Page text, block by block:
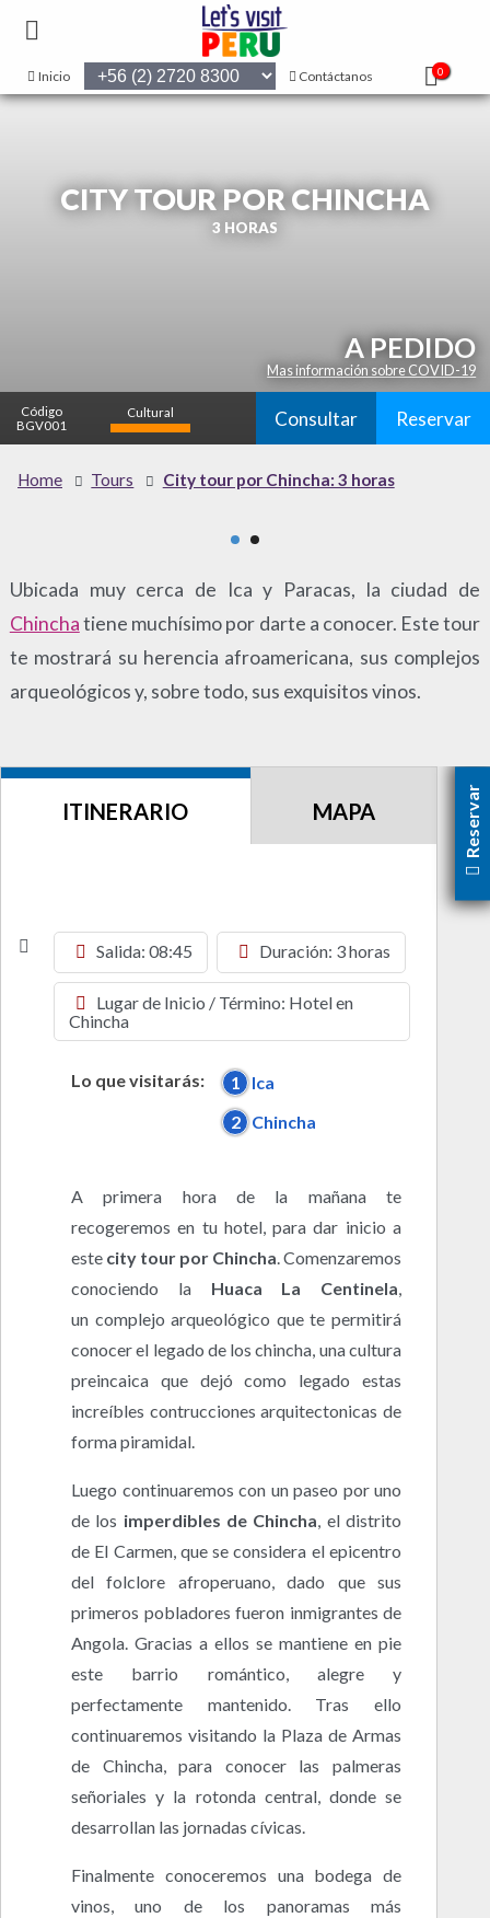
Inicio Contáctanos 0
CITY TOUR POR CHINCHA
3 HORAS
A PEDIDO
Mas información sobre COVID-19
Código
BGV001
Cultural
alto
Consultar Reservar
Home Tours City tour por Chincha: 3 horas
Ubicada muy cerca de Ica y Paracas, la ciudad de
Chinchatiene muchísimo por darte a conocer. Este tour
te mostrará su herencia afroamericana, sus complejos
arqueológicos y, sobre todo, sus exquisitos vinos.
ITINERARIO MAPA
Salida: 08:45 Duración: 3 horas
Lugar de Inicio / Término: Hotel en
Chincha
Lo que visitarás: 1
Ica
2
Chincha
A primera hora de la mañana te
recogeremos en tu hotel, para dar inicio a
este city tour por Chincha. Comenzaremos
conociendo la Huaca La Centinela,
un complejo arqueológico que te permitirá
conocer el legado de los chincha, una cultura
preincaica que dejó como legado estas
increíbles contrucciones arquitectonicas de
forma piramidal.
Luego continuaremos con un paseo por uno
de los imperdibles de Chincha, el distrito
de El Carmen, que se considera el epicentro
del folclore afroperuano, dado que sus
primeros pobladores fueron inmigrantes de
Angola. Gracias a ellos se mantiene en pie
este barrio romántico, alegre y
perfectamente mantenido. Tras ello
continuaremos visitando la Plaza de Armas
de Chincha, para conocer las palmeras
señoriales y la rotonda central, donde se
desarrollan las jornadas cívicas.
Finalmente conoceremos una bodega de
vinos, uno de los panoramas más
Reservar